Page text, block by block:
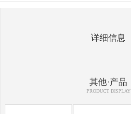
详细信息
其他·产品
PRODUCT DISPLAY